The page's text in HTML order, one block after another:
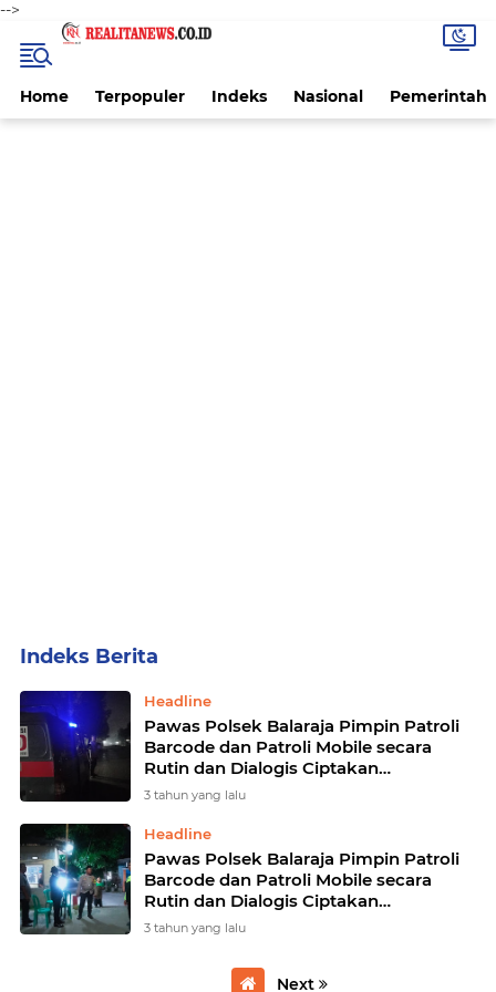
-->
Home Terpopuler Indeks Nasional Pemerintah
Headline
Pawas Polsek Balaraja Pimpin Patroli
Barcode dan Patroli Mobile secara
Rutin dan Dialogis Ciptakan
Kondusifitas Warga masyarakat
3 tahun yang lalu
Headline
Pawas Polsek Balaraja Pimpin Patroli
Barcode dan Patroli Mobile secara
Rutin dan Dialogis Ciptakan
Kondusifitas Warga masyarakat
3 tahun yang lalu
Next